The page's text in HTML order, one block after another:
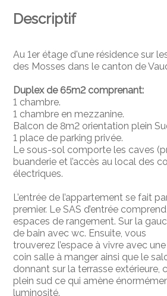
Descriptif
Au 1er étage d'une résidence sur
des Mosses dans le canton de
Duplex de 65m2 comprenant:
1 chambre.
1 chambre en mezzanine.
Balcon de 8m2 orientation plein
1 place de parking privée.
Le sous-sol comporte les caves
buanderie et l’accès au local des
électriques.
L’entrée de l’appartement se fait
premier. Le SAS d’entrée
espaces de rangement. Sur la
de bain avec wc. Ensuite, vous
trouverez l’espace à vivre avec
coin salle à manger ainsi que le
donnant sur la terrasse extérieure,
plein sud ce qui amène
luminosité.